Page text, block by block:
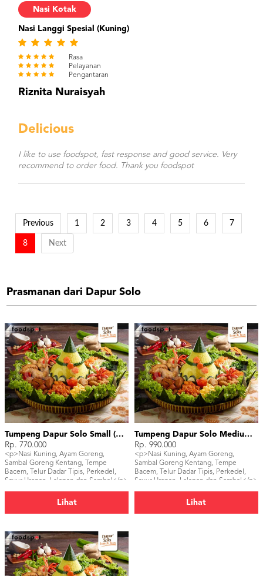
Nasi Kotak
Nasi Langgi Spesial (Kuning)
Rasa
Pelayanan
Pengantaran
Riznita Nuraisyah
Delicious
I like to use foodspot, fast response and good service. Very
recommend to order food. Thank you foodspot
Previous 1 2 3 4 5 6 7
8 Next
Prasmanan dari Dapur Solo
Tumpeng Dapur Solo Small (15 pax)
Rp. 770.000
<p>Nasi Kuning, Ayam Goreng,
Sambal Goreng Kentang, Tempe
Bacem, Telur Dadar Tipis, Perkedel,
Sayur Urapan, Lalapan dan Sambal</p>
Lihat
Tumpeng Dapur Solo Medium (25 pax)
Rp. 990.000
<p>Nasi Kuning, Ayam Goreng,
Sambal Goreng Kentang, Tempe
Bacem, Telur Dadar Tipis, Perkedel,
Sayur Urapan, Lalapan dan Sambal</p>
Lihat